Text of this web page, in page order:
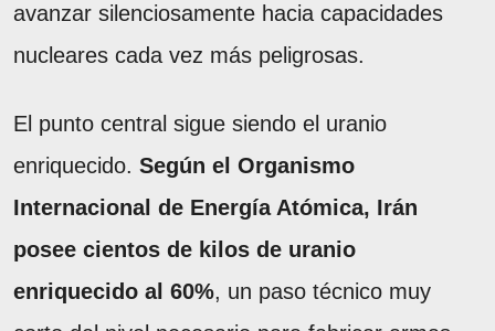
avanzar silenciosamente hacia capacidades
nucleares cada vez más peligrosas.
El punto central sigue siendo el uranio
enriquecido. Según el Organismo
Internacional de Energía Atómica, Irán
posee cientos de kilos de uranio
enriquecido al 60%, un paso técnico muy